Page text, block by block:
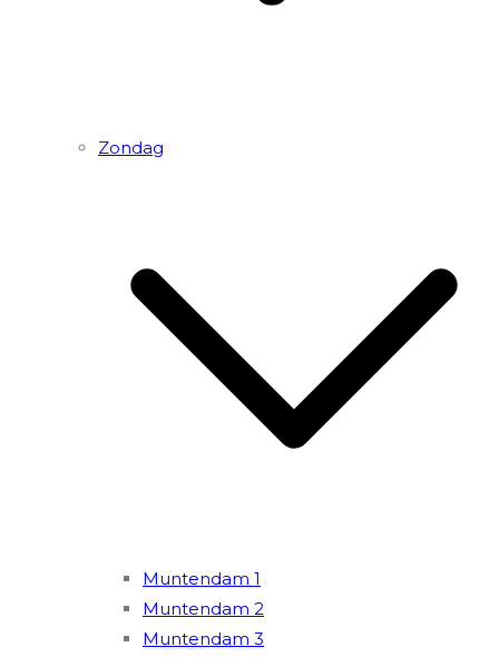
Zondag
Muntendam 1
Muntendam 2
Muntendam 3